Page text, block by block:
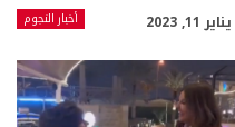
أخبار النجوم يناير 11, 2023